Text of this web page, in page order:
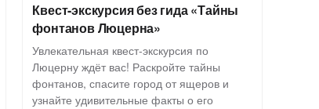
Квест-экскурсия без гида «Тайны
фонтанов Люцерна»
Увлекательная квест-экскурсия по
Люцерну ждёт вас! Раскройте тайны
фонтанов, спасите город от ящеров и
узнайте удивительные факты о его